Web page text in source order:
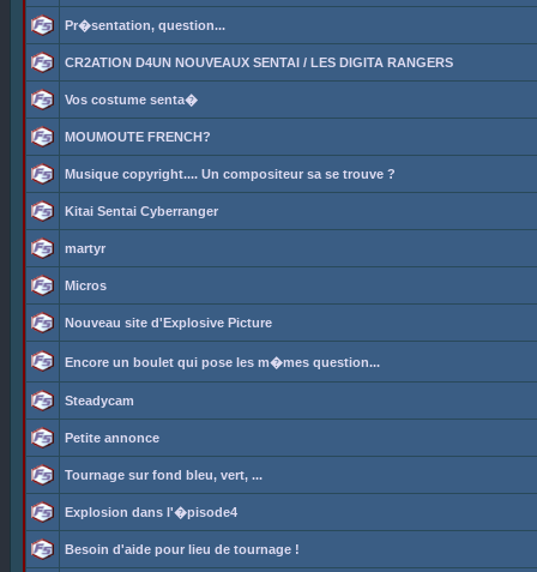
Pr�sentation, question...
CR2ATION D4UN NOUVEAUX SENTAI / LES DIGITA RANGERS
Vos costume senta�
MOUMOUTE FRENCH?
Musique copyright.... Un compositeur sa se trouve ?
Kitai Sentai Cyberranger
martyr
Micros
Nouveau site d'Explosive Picture
Encore un boulet qui pose les m�mes question...
Steadycam
Petite annonce
Tournage sur fond bleu, vert, ...
Explosion dans l'�pisode4
Besoin d'aide pour lieu de tournage !